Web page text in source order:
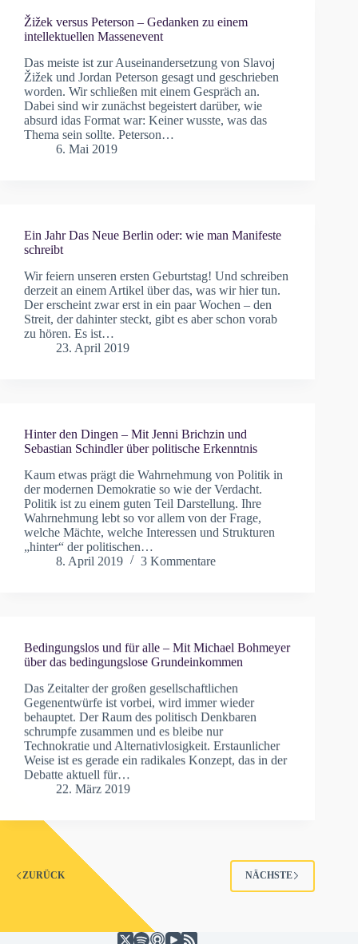
Žižek versus Peterson – Gedanken zu einem
intellektuellen Massenevent
Das meiste ist zur Auseinandersetzung von Slavoj
Žižek und Jordan Peterson gesagt und geschrieben
worden. Wir schließen mit einem Gespräch an.
Dabei sind wir zunächst begeistert darüber, wie
absurd idas Format war: Keiner wusste, was das
Thema sein sollte. Peterson…
6. Mai 2019
Ein Jahr Das Neue Berlin oder: wie man Manifeste
schreibt
Wir feiern unseren ersten Geburtstag! Und schreiben
derzeit an einem Artikel über das, was wir hier tun.
Der erscheint zwar erst in ein paar Wochen – den
Streit, der dahinter steckt, gibt es aber schon vorab
zu hören. Es ist…
23. April 2019
Hinter den Dingen – Mit Jenni Brichzin und
Sebastian Schindler über politische Erkenntnis
Kaum etwas prägt die Wahrnehmung von Politik in
der modernen Demokratie so wie der Verdacht.
Politik ist zu einem guten Teil Darstellung. Ihre
Wahrnehmung lebt so vor allem von der Frage,
welche Mächte, welche Interessen und Strukturen
„hinter“ der politischen…
8. April 2019
3 Kommentare
Bedingungslos und für alle – Mit Michael Bohmeyer
über das bedingungslose Grundeinkommen
Das Zeitalter der großen gesellschaftlichen
Gegenentwürfe ist vorbei, wird immer wieder
behauptet. Der Raum des politisch Denkbaren
schrumpfe zusammen und es bleibe nur
Technokratie und Alternativlosigkeit. Erstaunlicher
Weise ist es gerade ein radikales Konzept, das in der
Debatte aktuell für…
22. März 2019
ZURÜCK NÄCHSTE